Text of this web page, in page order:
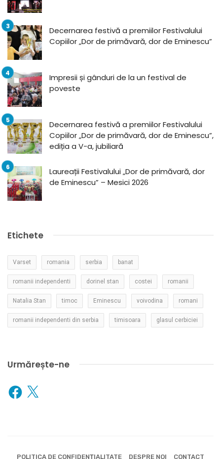
Decernarea festivă a premiilor Festivalului
Copiilor „Dor de primăvară, dor de Eminescu”
Impresii și gânduri de la un festival de
poveste
Decernarea festivă a premiilor Festivalului
Copiilor „Dor de primăvară, dor de Eminescu”,
ediția a V-a, jubiliară
Laureații Festivalului „Dor de primăvară, dor
de Eminescu” – Mesici 2026
Etichete
Varset romania serbia banat
romanii independenti dorinel stan costei romanii
Natalia Stan timoc Eminescu voivodina romani
romanii independenti din serbia timisoara glasul cerbiciei
Urmărește-ne
Facebook
X
POLITICA DE CONFIDENȚIALITATE DESPRE NOI CONTACT